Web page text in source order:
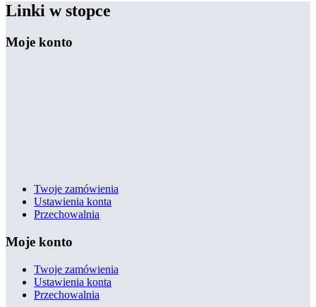
Linki w stopce
Moje konto
Twoje zamówienia
Ustawienia konta
Przechowalnia
Moje konto
Twoje zamówienia
Ustawienia konta
Przechowalnia